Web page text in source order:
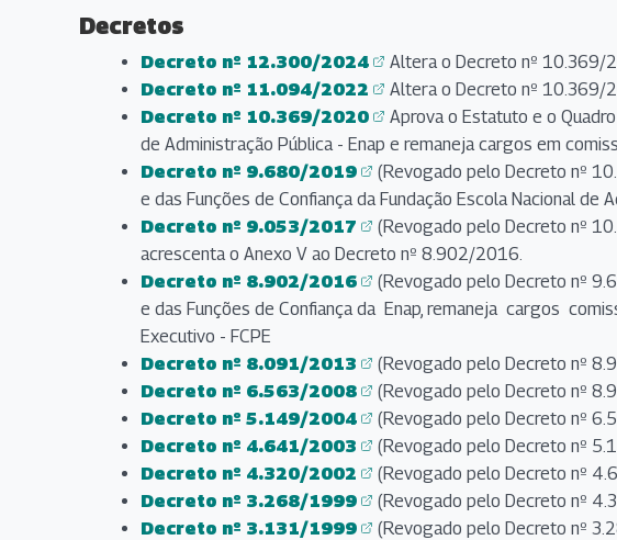
Decretos
Decreto nº 12.300/2024
(abre em nova aba)
Altera o Decreto nº 10.369/
Decreto nº 11.094/2022
(abre em nova aba)
Altera o Decreto nº 10.369/
Decreto nº 10.369/2020
(abre em nova aba)
Aprova o Estatuto e o
de Administração Pública - Enap e remaneja cargos em
Decreto nº 9.680/2019
(abre em nova aba)
(Revogado pelo Decreto nº
e das Funções de Confiança da Fundação Escola Nacional de
Decreto nº 9.053/2017
(abre em nova aba)
(Revogado pelo Decreto nº
acrescenta o Anexo V ao Decreto nº 8.902/2016.
Decreto nº 8.902/2016
(abre em nova aba)
(Revogado pelo Decreto nº
e das Funções de Confiança da Enap, remaneja cargos
Executivo - FCPE
Decreto nº 8.091/2013
(abre em nova aba)
(Revogado pelo Decreto nº
Decreto nº 6.563/2008
(abre em nova aba)
(Revogado pelo Decreto nº
Decreto nº 5.149/2004
(abre em nova aba)
(Revogado pelo Decreto nº
Decreto nº 4.641/2003
(abre em nova aba)
(Revogado pelo Decreto nº
Decreto nº 4.320/2002
(abre em nova aba)
(Revogado pelo Decreto nº
Decreto nº 3.268/1999
(abre em nova aba)
(Revogado pelo Decreto nº
Decreto nº 3.131/1999
(Revogado pelo Decreto nº